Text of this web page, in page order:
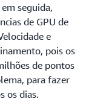
seguida,
de GPU de
e
pois os
de pontos
para fazer
os dias.